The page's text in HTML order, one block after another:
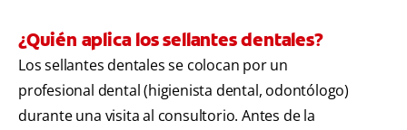
¿Quién aplica los sellantes dentales?
Los sellantes dentales se colocan por un
profesional dental (higienista dental, odontólogo)
durante una visita al consultorio. Antes de la